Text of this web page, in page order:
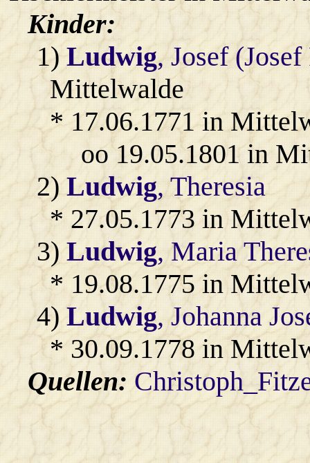
Kinder:
1)Ludwig, Josef
Mittelwalde
* 17.06.1771 in
oo 19.05.1801 in
2)Ludwig, Theresia
* 27.05.1773 in
3)Ludwig, Maria
* 19.08.1775 in
4)Ludwig, Johanna
* 30.09.1778 in
Quellen: